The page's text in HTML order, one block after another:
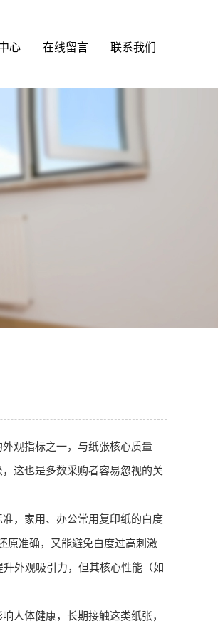
心 在线留言 联系我们
观指标之一，与纸张核心质量
这也是多数采购者容易忽视的关
，家用、办公常用复印纸的白度
原准确，又能避免白度过高刺激
外观吸引力，但其核心性能（如
人体健康，长期接触这类纸张，